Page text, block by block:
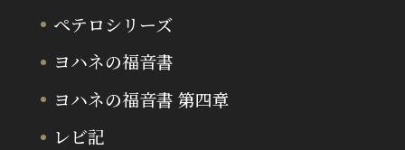
ペテロシリーズ
ヨハネの福音書
ヨハネの福音書 第四章
レビ記